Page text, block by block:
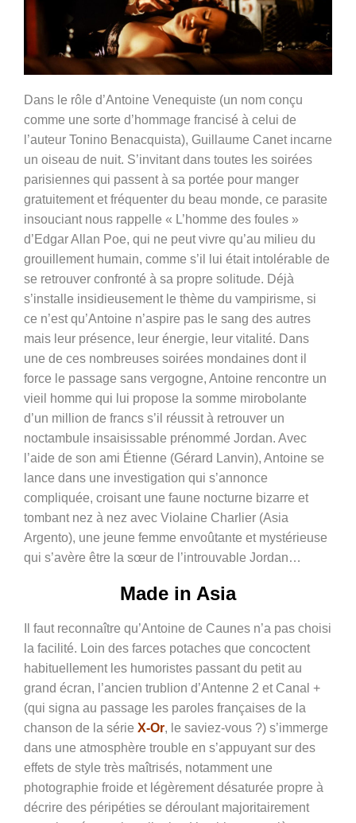
Dans le rôle d’Antoine Venequiste (un nom conçu
comme une sorte d’hommage francisé à celui de
l’auteur Tonino Benacquista), Guillaume Canet incarne
un oiseau de nuit. S’invitant dans toutes les soirées
parisiennes qui passent à sa portée pour manger
gratuitement et fréquenter du beau monde, ce parasite
insouciant nous rappelle « L’homme des foules »
d’Edgar Allan Poe, qui ne peut vivre qu’au milieu du
grouillement humain, comme s’il lui était intolérable de
se retrouver confronté à sa propre solitude. Déjà
s’installe insidieusement le thème du vampirisme, si
ce n’est qu’Antoine n’aspire pas le sang des autres
mais leur présence, leur énergie, leur vitalité. Dans
une de ces nombreuses soirées mondaines dont il
force le passage sans vergogne, Antoine rencontre un
vieil homme qui lui propose la somme mirobolante
d’un million de francs s’il réussit à retrouver un
noctambule insaisissable prénommé Jordan. Avec
l’aide de son ami Étienne (Gérard Lanvin), Antoine se
lance dans une investigation qui s’annonce
compliquée, croisant une faune nocturne bizarre et
tombant nez à nez avec Violaine Charlier (Asia
Argento), une jeune femme envoûtante et mystérieuse
qui s’avère être la sœur de l’introuvable Jordan…
Made in Asia
Il faut reconnaître qu’Antoine de Caunes n’a pas choisi
la facilité. Loin des farces potaches que concoctent
habituellement les humoristes passant du petit au
grand écran, l’ancien trublion d’Antenne 2 et Canal +
(qui signa au passage les paroles françaises de la
chanson de la série X-Or, le saviez-vous ?) s’immerge
dans une atmosphère trouble en s’appuyant sur des
effets de style très maîtrisés, notamment une
photographie froide et légèrement désaturée propre à
décrire des péripéties se déroulant majoritairement